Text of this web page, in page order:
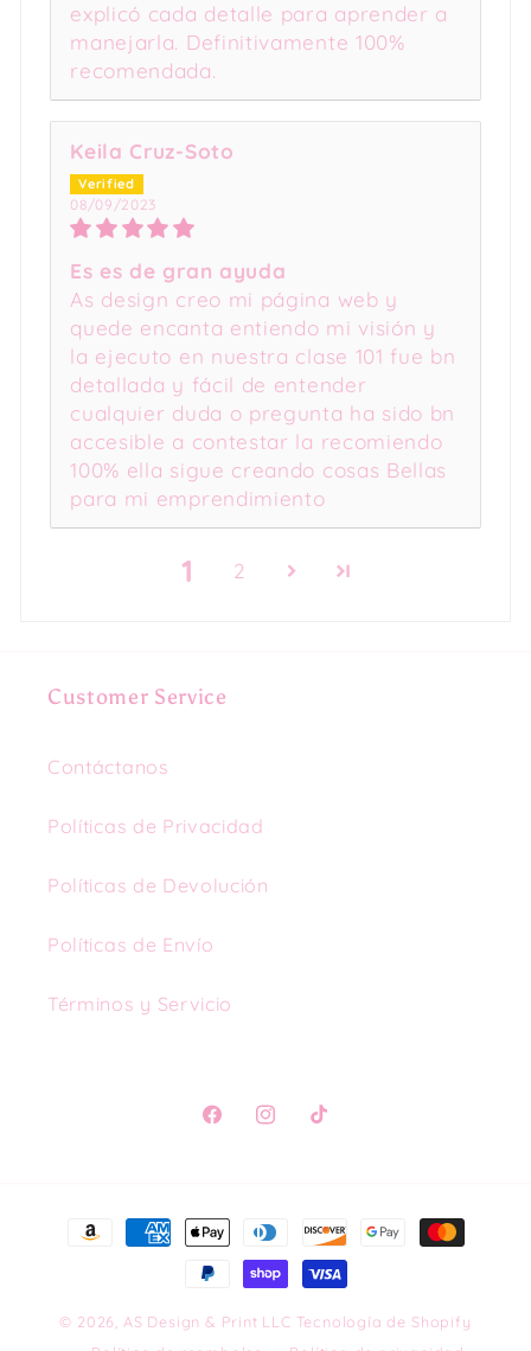
explicó cada detalle para aprender a
manejarla. Definitivamente 100%
recomendada.
Keila Cruz-Soto
08/09/2023
Es es de gran ayuda
As design creo mi página web y
quede encanta entiendo mi visión y
la ejecuto en nuestra clase 101 fue bn
detallada y fácil de entender
cualquier duda o pregunta ha sido bn
accesible a contestar la recomiendo
100% ella sigue creando cosas Bellas
para mi emprendimiento
1 2
Customer Service
Contáctanos
Políticas de Privacidad
Políticas de Devolución
Políticas de Envío
Términos y Servicio
FacebookInstagram
TikTok
Formas
© 2026, AS Design & Print LLC Tecnología de Shopify